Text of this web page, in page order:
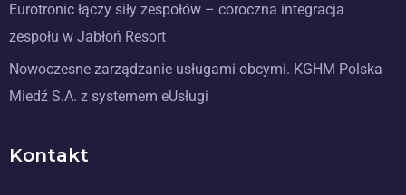
Eurotronic łączy siły zespołów – coroczna integracja
zespołu w Jabłoń Resort
Nowoczesne zarządzanie usługami obcymi. KGHM Polska
Miedź S.A. z systemem eUsługi
Kontakt